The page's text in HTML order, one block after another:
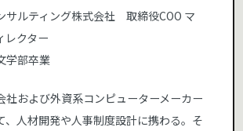
サルティング株式会社 取締役COO マ
レクター
学部卒業
社および外資系コンピューターメーカー
、人材開発や人事制度設計に携わる。そ